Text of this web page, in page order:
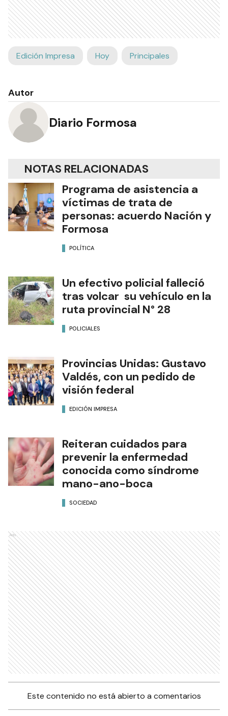
Edición Impresa Hoy Principales
Autor
Diario Formosa
NOTAS RELACIONADAS
Programa de asistencia a
víctimas de trata de
personas: acuerdo Nación y
Formosa
POLÍTICA
Un efectivo policial falleció
tras volcar su vehículo en la
ruta provincial N° 28
POLICIALES
Provincias Unidas: Gustavo
Valdés, con un pedido de
visión federal
EDICIÓN IMPRESA
Reiteran cuidados para
prevenir la enfermedad
conocida como síndrome
mano-ano-boca
SOCIEDAD
Ads
Este contenido no está abierto a comentarios